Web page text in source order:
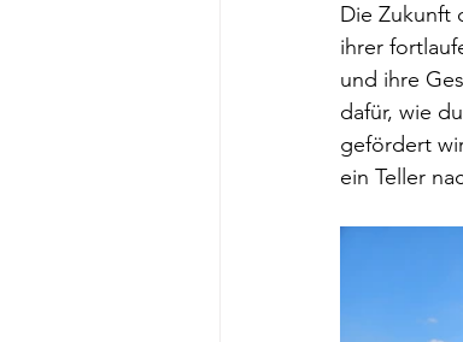
Die Zukunft
ihrer
und ihre
dafür, wie
gefördert
ein Teller